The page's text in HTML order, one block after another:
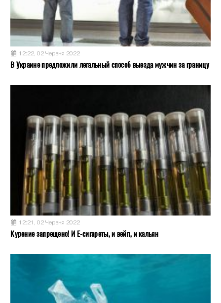
12:22, 02 Червня 2022
В Украине предложили легальный способ выезда мужчин за границу
12:21, 02 Червня 2022
Курение запрещено! И Е-сигареты, и вейп, и кальян